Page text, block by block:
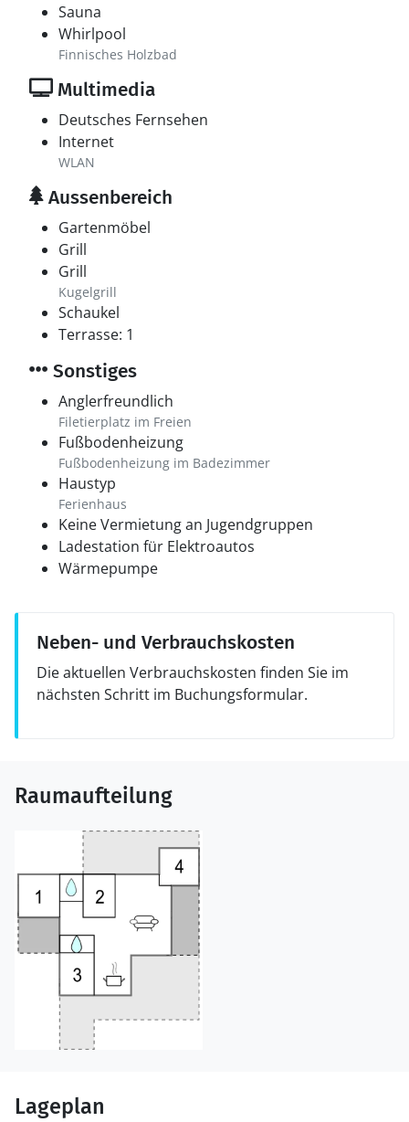
Sauna
Whirlpool
Finnisches Holzbad
Multimedia
Deutsches Fernsehen
Internet
WLAN
Aussenbereich
Gartenmöbel
Grill
Grill
Kugelgrill
Schaukel
Terrasse: 1
Sonstiges
Anglerfreundlich
Filetierplatz im Freien
Fußbodenheizung
Fußbodenheizung im Badezimmer
Haustyp
Ferienhaus
Keine Vermietung an Jugendgruppen
Ladestation für Elektroautos
Wärmepumpe
Neben- und Verbrauchskosten
Die aktuellen Verbrauchskosten finden Sie im
nächsten Schritt im Buchungsformular.
Raumaufteilung
Lageplan